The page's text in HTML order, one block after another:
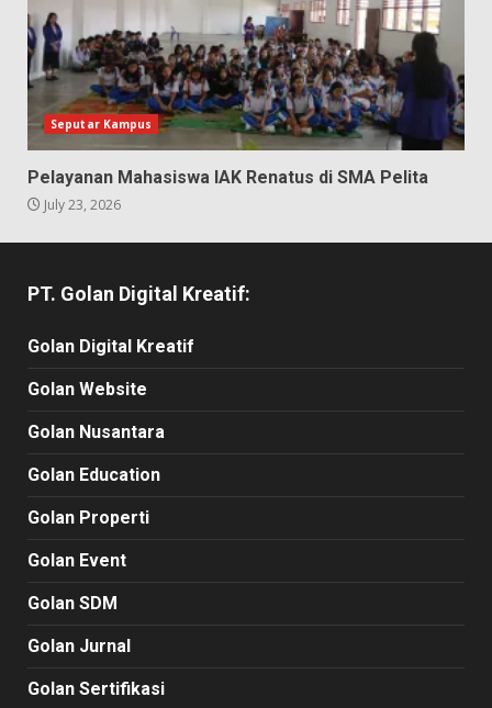
Seputar Kampus
Pelayanan Mahasiswa IAK Renatus di SMA Pelita
July 23, 2026
PT. Golan Digital Kreatif:
Golan Digital Kreatif
Golan Website
Golan Nusantara
Golan Education
Golan Properti
Golan Event
Golan SDM
Golan Jurnal
Golan Sertifikasi